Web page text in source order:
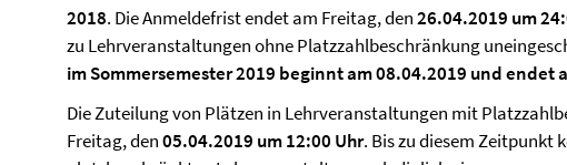
2018. Die Anmeldefrist endet am Freitag, den26.04.2019 um
zu Lehrveranstaltungen ohne Platzzahlbeschränkung
im Sommersemester 2019 beginnt am 08.04.2019 und endet
Die Zuteilung von Plätzen in Lehrveranstaltungen mit
Freitag, den05.04.2019 um 12:00 Uhr. Bis zu diesem Zeitpunkt